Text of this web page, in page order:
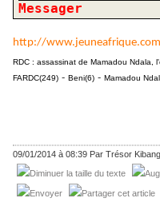
Messager
http://
RDC : assassinat de Mamadou Ndala,
FARDC(249) - Beni(6) - Mamadou
09/01/2014 à 08:39 Par Trésor